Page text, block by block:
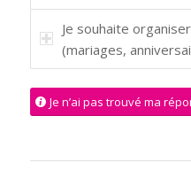
Je souhaite
(mariages,
Je n’ai pas trouvé ma